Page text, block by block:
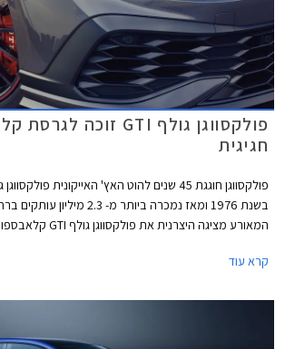
חגיגית
בשנת 1976 ומאז נמכרה ביותר מ- 2.3
אדום, ספוילר אחורי מוגדל, מראות בצבע שחור מבריק,
קרא עוד